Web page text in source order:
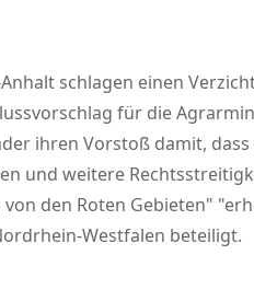
schlagen einen
für die
ihren Vorstoß damit,
und weitere
von den Roten Gebieten
Westfalen beteiligt.